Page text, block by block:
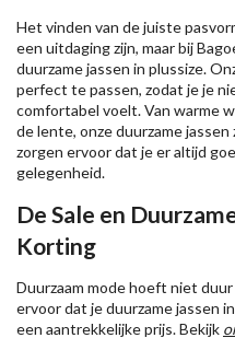
Het vinden van de juiste
een uitdaging zijn, maar bij
duurzame jassen in plussize.
perfect te passen, zodat je je
comfortabel voelt. Van warme
de lente, onze duurzame
zorgen ervoor dat je er altijd
gelegenheid.
De Sale en
Korting
Duurzaam mode hoeft niet
ervoor dat je duurzame jassen
een aantrekkelijke prijs. Bekijk